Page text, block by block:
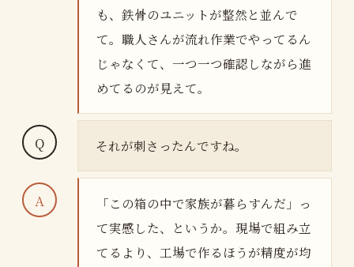
も、鉄骨のユニットが整然と並んで
て。職人さんが流れ作業でやってるん
じゃなくて、一つ一つ確認しながら進
めてるのが見えて。
それが刺さったんですね。
「この箱の中で家族が暮らすんだ」っ
て実感した、というか。現場で組み立
てるより、工場で作るほうが精度が均